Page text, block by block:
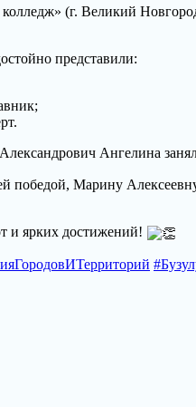
(г. Великий
представили:
Ангелина
победой, Марину
и ярких достижений!